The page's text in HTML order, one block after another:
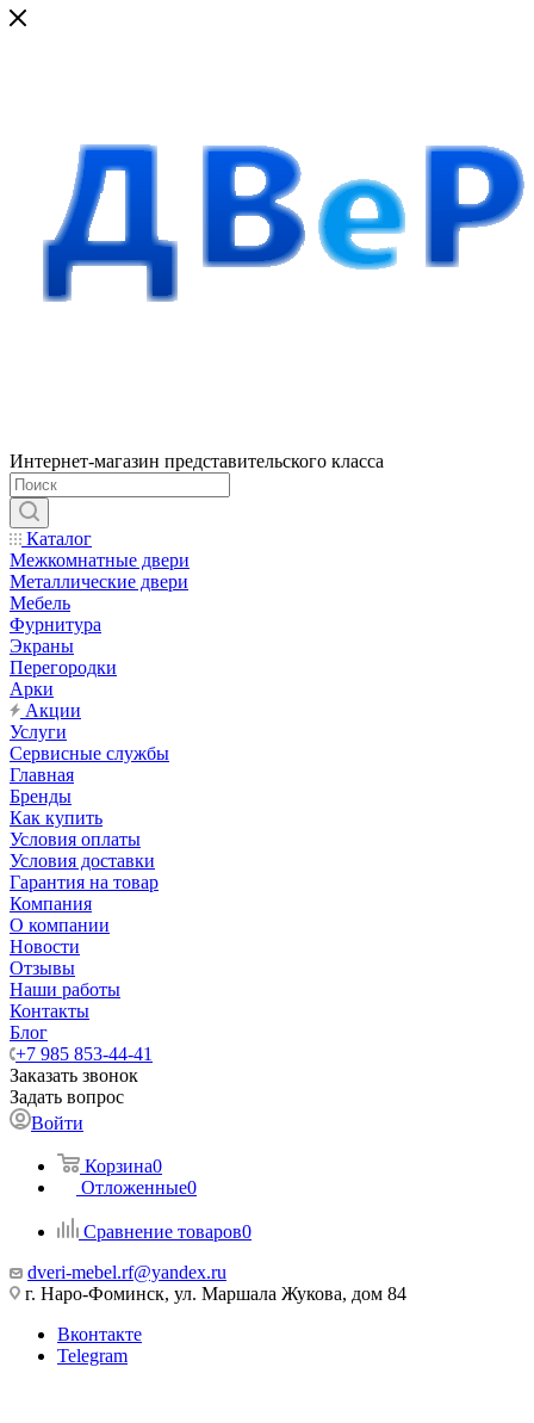
Интернет-магазин представительского класса
Каталог
Межкомнатные двери
Металлические двери
Мебель
Фурнитура
Экраны
Перегородки
Арки
Акции
Услуги
Сервисные службы
Главная
Бренды
Как купить
Условия оплаты
Условия доставки
Гарантия на товар
Компания
О компании
Новости
Отзывы
Наши работы
Контакты
Блог
+7 985 853-44-41
Заказать звонок
Задать вопрос
Войти
Корзина0
Отложенные0
Сравнение товаров0
dveri-mebel.rf@yandex.ru
г. Наро-Фоминск, ул. Маршала Жукова, дом 84
Вконтакте
Telegram